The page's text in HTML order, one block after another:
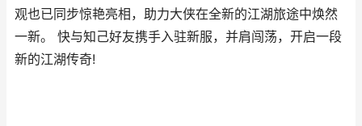
观也已同步惊艳亮相，助力大侠在全新的江湖旅途中焕然
一新。 快与知己好友携手入驻新服，并肩闯荡，开启一段
新的江湖传奇!